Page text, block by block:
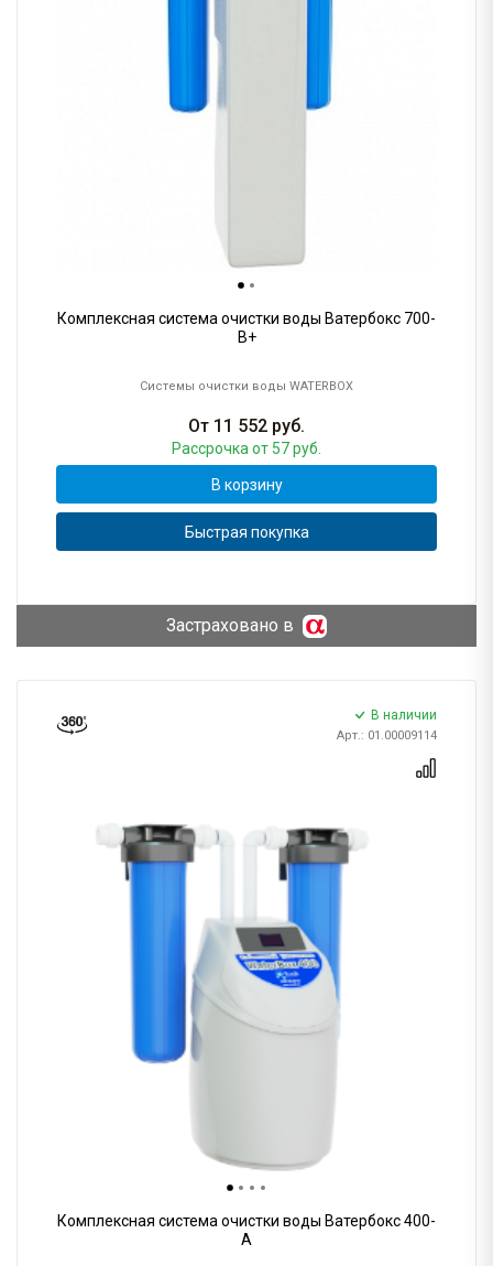
Комплексная система очистки воды Ватербокс 700-
B+
Системы очистки воды WATERBOX
От 11 552 руб.
Рассрочка от 57 руб.
В корзину
Быстрая покупка
Застраховано в
В наличии
Арт.: 01.00009114
Комплексная система очистки воды Ватербокс 400-
А